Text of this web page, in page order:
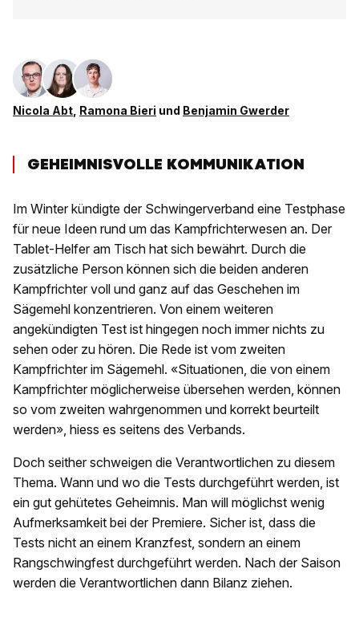
Nicola Abt Ramona Bieri und Benjamin Gwerder
GEHEIMNISVOLLE KOMMUNIKATION
Im Winter kündigte der Schwingerverband eine Testphase
für neue Ideen rund um das Kampfrichterwesen an. Der
Tablet-Helfer am Tisch hat sich bewährt. Durch die
zusätzliche Person können sich die beiden anderen
Kampfrichter voll und ganz auf das Geschehen im
Sägemehl konzentrieren. Von einem weiteren
angekündigten Test ist hingegen noch immer nichts zu
sehen oder zu hören. Die Rede ist vom zweiten
Kampfrichter im Sägemehl. «Situationen, die von einem
Kampfrichter möglicherweise übersehen werden, können
so vom zweiten wahrgenommen und korrekt beurteilt
werden», hiess es seitens des Verbands.
Doch seither schweigen die Verantwortlichen zu diesem
Thema. Wann und wo die Tests durchgeführt werden, ist
ein gut gehütetes Geheimnis. Man will möglichst wenig
Aufmerksamkeit bei der Premiere. Sicher ist, dass die
Tests nicht an einem Kranzfest, sondern an einem
Rangschwingfest durchgeführt werden. Nach der Saison
werden die Verantwortlichen dann Bilanz ziehen.